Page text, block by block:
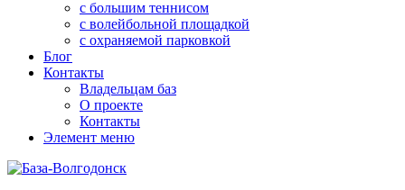
с большим теннисом
с волейбольной площадкой
с охраняемой парковкой
Блог
Контакты
Владельцам баз
О проекте
Контакты
Элемент меню